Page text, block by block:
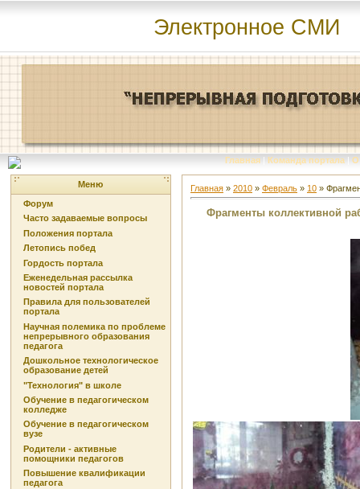
Электронное СМИ
Главная | Команда портала | О
Меню
Форум
Часто задаваемые вопросы
Положения портала
Летопись побед
Гордость портала
Еженедельная рассылка
новостей портала
Правила для пользователей
портала
Научная полемика по проблеме
непрерывного образования
педагога
Дошкольное технологическое
образование детей
"Технология" в школе
Обучение в педагогическом
колледже
Обучение в педагогическом
вузе
Родители - активные
помощники педагогов
Повышение квалификации
педагога
Главная » 2010 » Февраль » 10 »
Фрагменты коллективной